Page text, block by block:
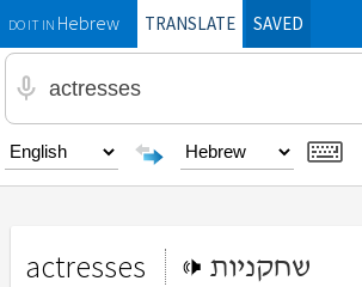
DO IT INHebrewTRANSLATE SAVED
actresses שחקניות